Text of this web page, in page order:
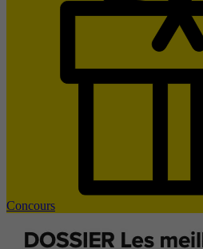
Concours